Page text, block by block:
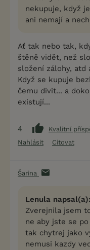
nekupuje, když
ani nemají a
Ať tak nebo tak,
štěně vidět, než
složení zálohy, atd
Když se kupuje
čemu divit... a
existují...
4
Kvalitní
Nahlásit
Citovat
Šarina
Lenula napsal(a):
Zverejnila jsem
ne aby jste se
tak chytrej jako
nemusi kazdy